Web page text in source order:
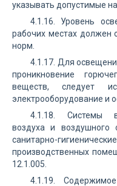
указывать допустимые
4.1.16. Уровень
рабочих местах должен
норм.
4.1.17. Для
проникновение
веществ, следует
электрооборудование и
4.1.18. Системы
воздуха и воздушного
санитарно-
производственных
12.1.005.
4.1.19.